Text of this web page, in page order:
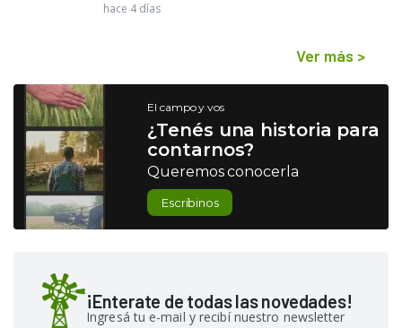
hace 4 días
Ver más >
El campo y vos
¿Tenés una historia para
contarnos?
Queremos conocerla
Escribinos
¡Enterate de todas las novedades!
Ingresá tu e-mail y recibí nuestro newsletter